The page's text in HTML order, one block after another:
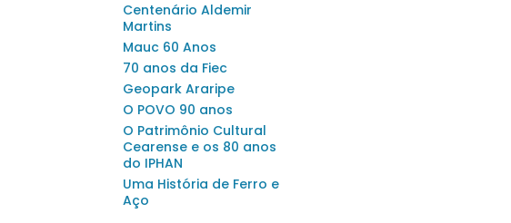
Centenário Aldemir
Martins
Mauc 60 Anos
70 anos da Fiec
Geopark Araripe
O POVO 90 anos
O Patrimônio Cultural
Cearense e os 80 anos
do IPHAN
Uma História de Ferro e
Aço